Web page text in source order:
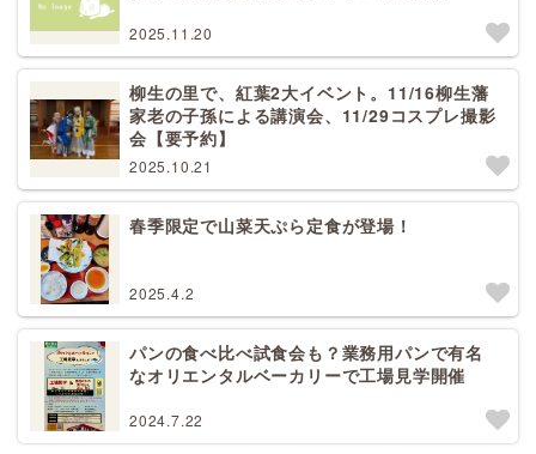
2025.11.20
柳生の里で、紅葉2大イベント。11/16柳生藩
家老の子孫による講演会、11/29コスプレ撮影
会【要予約】
2025.10.21
春季限定で山菜天ぷら定食が登場！
2025.4.2
パンの食べ比べ試食会も？業務用パンで有名
なオリエンタルベーカリーで工場見学開催
2024.7.22